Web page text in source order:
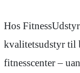
Hos
kvalitetsudstyr til
fitnesscenter –